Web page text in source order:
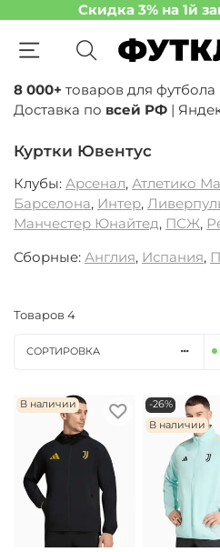
Скидка 3% на 1й
8 000+ товаров для футбола
Доставка по всей РФ |
Куртки Ювентус
Клубы: Арсенал, Атлетико
Барселона, Интер,
Манчестер Юнайтед, ПСЖ,
Сборные: Англия, Испания,
Товаров 4
СОРТИРОВКА
В наличии
-26%
В наличии